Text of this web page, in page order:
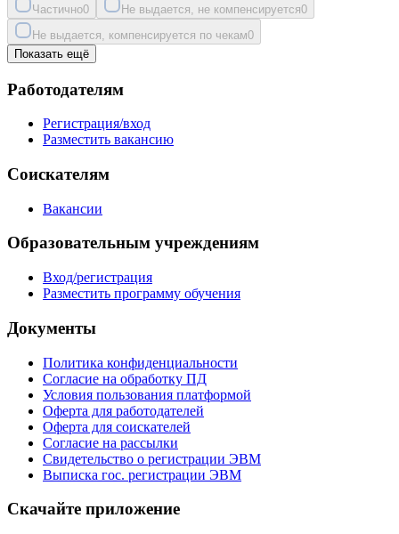
Частично0 Не выдается, не компенсируется0
Не выдается, компенсируется по чекам0
Показать ещё
Работодателям
Регистрация/вход
Разместить вакансию
Соискателям
Вакансии
Образовательным учреждениям
Вход/регистрация
Разместить программу обучения
Документы
Политика конфиденциальности
Согласие на обработку ПД
Условия пользования платформой
Оферта для работодателей
Оферта для соискателей
Согласие на рассылки
Свидетельство о регистрации ЭВМ
Выписка гос. регистрации ЭВМ
Скачайте приложение